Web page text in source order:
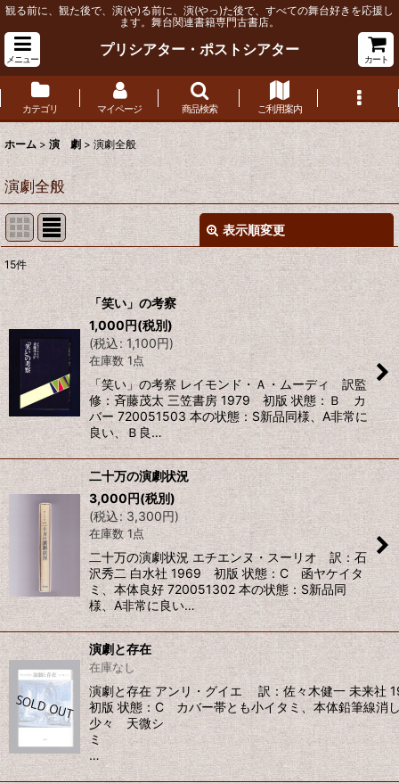
観る前に、観た後で、演(や)る前に、演(やっ)た後で、すべての舞台好きを応援し
ます。舞台関連書籍専門古書店。
メニュー
プリシアター・ポストシアター
カート
カテゴリ マイページ 商品検索 ご利用案内
ホーム > 演 劇 > 演劇全般
演劇全般
表示順変更
表示数 :
並び順:
絞り込む
15件
「笑い」の考察
1,000円(税別)
(税込: 1,100円)
在庫数 1点
「笑い」の考察 レイモンド・Ａ・ムーディ 訳監
修：斉藤茂太 三笠書房 1979 初版 状態：Ｂ カ
バー 720051503 本の状態：S新品同様、A非常に
良い、Ｂ良…
二十万の演劇状況
3,000円(税別)
(税込: 3,300円)
在庫数 1点
二十万の演劇状況 エチエンヌ・スーリオ 訳：石
沢秀二 白水社 1969 初版 状態：C 函ヤケイタ
ミ、本体良好 720051302 本の状態：S新品同
様、A非常に良い…
演劇と存在
在庫なし
演劇と存在 アンリ・グイエ 訳：佐々木健一 未来
初版 状態：C カバー帯とも小イタミ、本体鉛筆線消
少々 天微シ
…